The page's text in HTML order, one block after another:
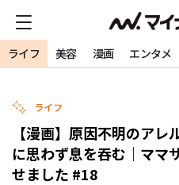
ライフ 美容 漫画 エンタメ
ライフ
【漫画】原因不明のア
に思わず息を吞む｜ママ
せました #18